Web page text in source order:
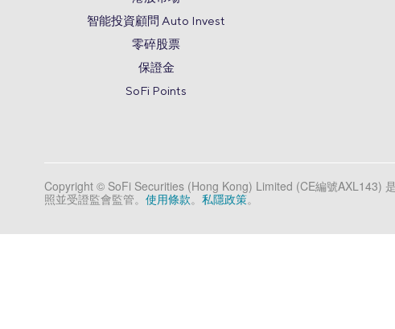
智能投資顧問 Auto Invest
零碎股票
保證金
SoFi Points
Copyright © SoFi Securities (Hong Kong) Limited (CE編號AXL143)
照並受證監會監管。 使用條款。 私隱政策。